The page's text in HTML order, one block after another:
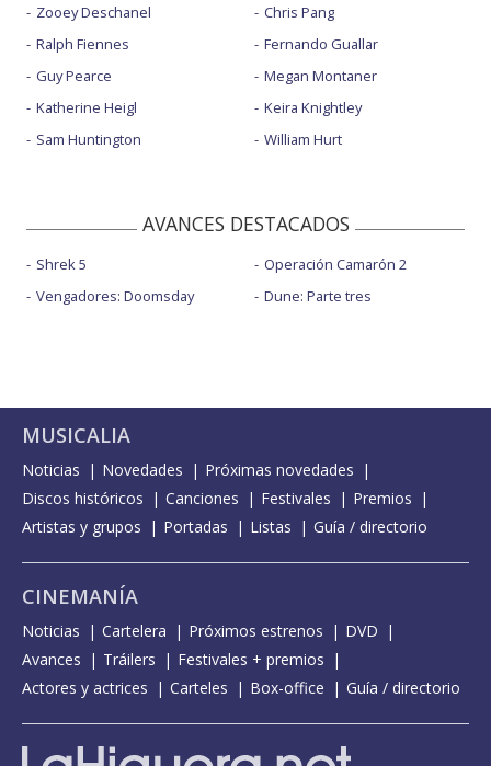
Zooey Deschanel
Ralph Fiennes
Guy Pearce
Katherine Heigl
Sam Huntington
Chris Pang
Fernando Guallar
Megan Montaner
Keira Knightley
William Hurt
AVANCES DESTACADOS
Shrek 5
Vengadores: Doomsday
Operación Camarón 2
Dune: Parte tres
MUSICALIA
Noticias Novedades
Próximas novedades
Discos históricos
Canciones Festivales
Premios
Artistas y grupos
Portadas Listas Guía / directorio
CINEMANÍA
Noticias Cartelera Próximos estrenos
DVD
Avances
Tráilers
Festivales + premios
Actores y actrices
Carteles Box-office Guía / directorio